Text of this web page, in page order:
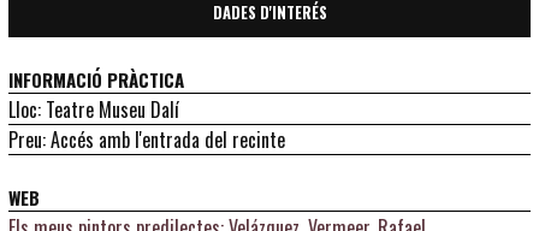
DADES D'INTERÉS
INFORMACIÓ PRÀCTICA
Lloc: Teatre Museu Dalí
Preu: Accés amb l'entrada del recinte
WEB